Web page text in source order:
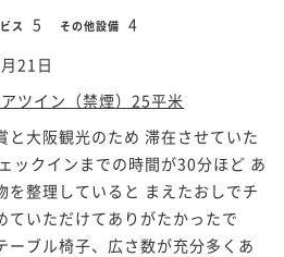
ス 5 その他設備 4
21日
ツイン（禁煙）25平米
と大阪観光のため 滞在させていた
ックインまでの時間が30分ほど あ
を整理していると まえたおしでチ
ていただけてありがたかったで
ーブル椅子、広さ数が充分多くあ